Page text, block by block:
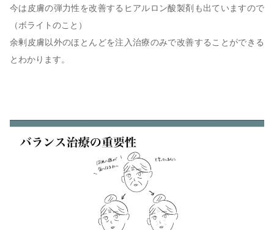
今は皮膚の弾力性を改善するヒアルロン酸製剤も出ていますので
（ボライトのこと）
余剰皮膚以外のほとんどを注入治療のみで改善することができる
とわかります。